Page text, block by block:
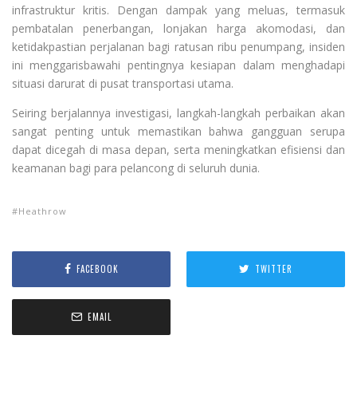
infrastruktur kritis. Dengan dampak yang meluas, termasuk
pembatalan penerbangan, lonjakan harga akomodasi, dan
ketidakpastian perjalanan bagi ratusan ribu penumpang, insiden
ini menggarisbawahi pentingnya kesiapan dalam menghadapi
situasi darurat di pusat transportasi utama.
Seiring berjalannya investigasi, langkah-langkah perbaikan akan
sangat penting untuk memastikan bahwa gangguan serupa
dapat dicegah di masa depan, serta meningkatkan efisiensi dan
keamanan bagi para pelancong di seluruh dunia.
Heathrow
FACEBOOK TWITTER
EMAIL